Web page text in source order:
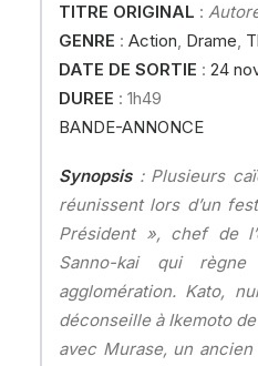
TITRE ORIGINAL :
GENRE : Action, Drame,
DATE DE SORTIE : 24
DUREE : 1h49
BANDE-ANNONCE
Synopsis: Plusieurs
réunissent lors d’un
Président », chef de
Sanno-kai qui
agglomération. Kato,
déconseille à Ikemoto
avec Murase, un